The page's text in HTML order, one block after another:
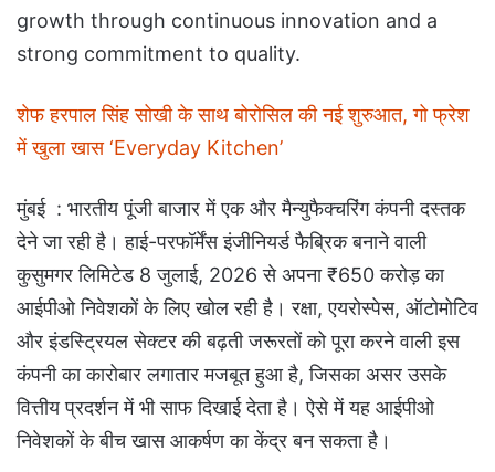
growth through continuous innovation and a
strong commitment to quality.
शेफ हरपाल सिंह सोखी के साथ बोरोसिल की नई शुरुआत, गो फ्रेश
में खुला खास ‘Everyday Kitchen’
मुंबई : भारतीय पूंजी बाजार में एक और मैन्युफैक्चरिंग कंपनी दस्तक
देने जा रही है। हाई-परफॉर्मेंस इंजीनियर्ड फैब्रिक बनाने वाली
कुसुमगर लिमिटेड 8 जुलाई, 2026 से अपना ₹650 करोड़ का
आईपीओ निवेशकों के लिए खोल रही है। रक्षा, एयरोस्पेस, ऑटोमोटिव
और इंडस्ट्रियल सेक्टर की बढ़ती जरूरतों को पूरा करने वाली इस
कंपनी का कारोबार लगातार मजबूत हुआ है, जिसका असर उसके
वित्तीय प्रदर्शन में भी साफ दिखाई देता है। ऐसे में यह आईपीओ
निवेशकों के बीच खास आकर्षण का केंद्र बन सकता है।